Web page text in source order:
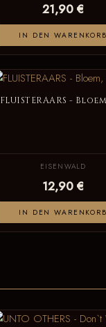
21,90 €
IN DEN WARENKORB
FLUISTERAARS -
EISENWALD
12,90 €
IN DEN WARENKORB